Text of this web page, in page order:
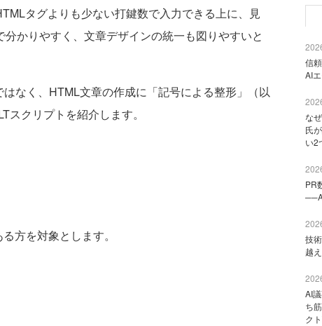
タグよりも少ない打鍵数で入力できる上に、見
かりやすく、文章デザインの統一も図りやすいと
なく、HTML文章の作成に「記号による整形」（以
クリプトを紹介します。
方を対象とします。
信
AI
な
氏
い2
PR
技
越
AI
ち
ク